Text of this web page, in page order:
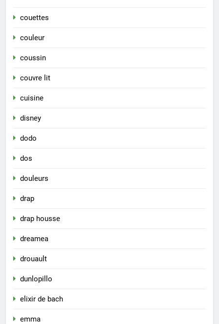
couettes
couleur
coussin
couvre lit
cuisine
disney
dodo
dos
douleurs
drap
drap housse
dreamea
drouault
dunlopillo
elixir de bach
emma